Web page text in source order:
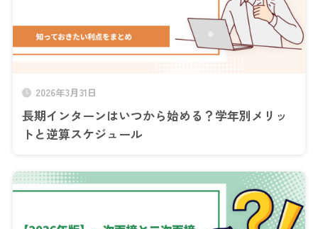
2026年3月31日
長期インターンはいつから始める？学年別メリッ
トと逆算スケジュール